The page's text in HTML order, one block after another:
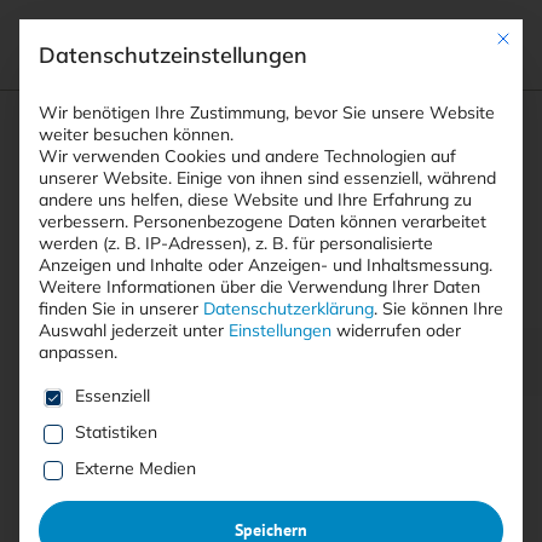
Suchfeld
Suchen
Breadcrumb-Navigation
STARTSEITE
PRINTAUSGABEN
TITELTHEMA: SECURITY IN UND AUS DER …
SICHERHEITSABSTAND
Inhaltsverzeichnis
Mit <kes>+ lesen
Mit
Datenschutzeinstellungen
Wir benötigen Ihre Zustimmung, bevor Sie unsere Website
weiter besuchen können.
Wir verwenden Cookies und andere Technologien auf
unserer Website. Einige von ihnen sind essenziell, während
andere uns helfen, diese Website und Ihre Erfahrung zu
verbessern. Personenbezogene Daten können verarbeitet
werden (z. B. IP-Adressen), z. B. für personalisierte
Anzeigen und Inhalte oder Anzeigen- und Inhaltsmessung.
Weitere Informationen über die Verwendung Ihrer Daten
finden Sie in unserer Datenschutzerklärung. Sie können Ihre
Auswahl jederzeit unter Einstellungen widerrufen oder
anpassen.
Es folgt eine Liste der Service-Gruppen, für die eine
Essenziell
Statistiken
Externe Medien
Speichern